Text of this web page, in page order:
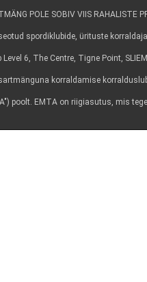
POLE SOBIV VIIS RAHALISTE
spordiklubide, ürituste
6, The Centre, Tigne Point,
korraldamise
poolt. EMTA on riigiasutus, mis